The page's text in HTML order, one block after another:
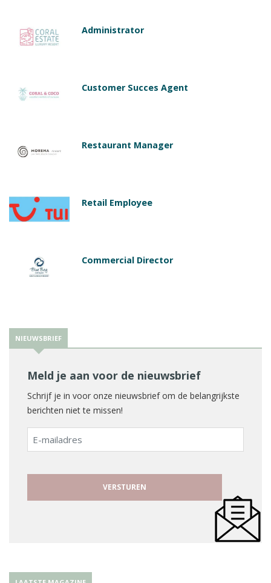
Administrator
Customer Succes Agent
Restaurant Manager
Retail Employee
Commercial Director
NIEUWSBRIEF
Meld je aan voor de nieuwsbrief
Schrijf je in voor onze nieuwsbrief om de belangrijkste
berichten niet te missen!
E-
mailadres